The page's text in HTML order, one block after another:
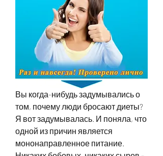
Вы когда-нибудь задумывались о
том, почему люди бросают диеты?
Я вот задумывалась. И поняла, что
одной из причин является
мононаправленное питание.